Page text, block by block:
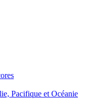
Pacifique et Océanie